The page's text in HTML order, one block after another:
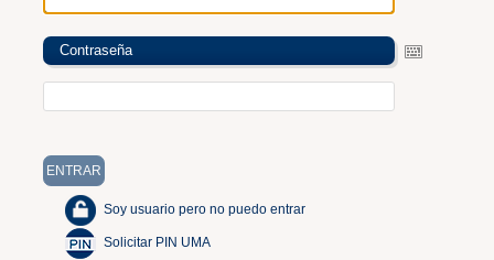
Contraseña
Soy usuario pero no puedo entrar
Solicitar PIN UMA